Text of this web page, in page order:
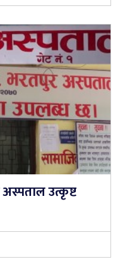
उत्कृष्ट